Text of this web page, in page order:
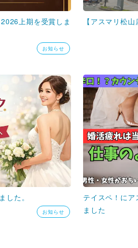
上期を受賞しま
お知らせ
【アスマリ松
した。
お知らせ
テイスペ！にア
ました